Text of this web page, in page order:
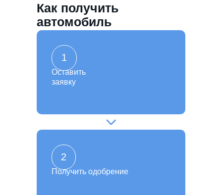
Как получить
автомобиль
Получить одобрение
2
Оставить
заявку
1